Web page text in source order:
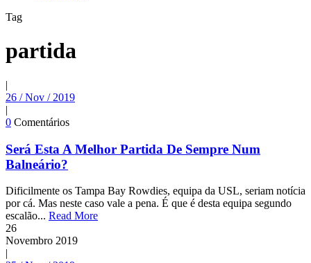
Tag
partida
|
26 / Nov / 2019
|
0 Comentários
Será Esta A Melhor Partida De Sempre Num
Balneário?
Dificilmente os Tampa Bay Rowdies, equipa da USL, seriam notícia
por cá. Mas neste caso vale a pena. É que é desta equipa segundo
escalão... Read More
26
Novembro 2019
|